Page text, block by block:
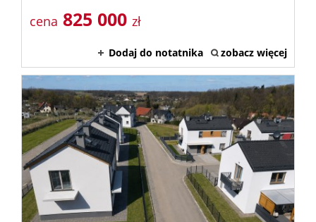
Danych
Usługi
cena 825 000 zł
Dodaj do notatnika zobacz więcej